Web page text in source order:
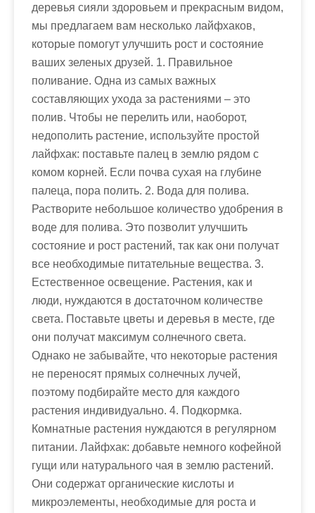
деревья сияли здоровьем и прекрасным видом,
мы предлагаем вам несколько лайфхаков,
которые помогут улучшить рост и состояние
ваших зеленых друзей. 1. Правильное
поливание. Одна из самых важных
составляющих ухода за растениями – это
полив. Чтобы не перелить или, наоборот,
недополить растение, используйте простой
лайфхак: поставьте палец в землю рядом с
комом корней. Если почва сухая на глубине
палеца, пора полить. 2. Вода для полива.
Растворите небольшое количество удобрения в
воде для полива. Это позволит улучшить
состояние и рост растений, так как они получат
все необходимые питательные вещества. 3.
Естественное освещение. Растения, как и
люди, нуждаются в достаточном количестве
света. Поставьте цветы и деревья в месте, где
они получат максимум солнечного света.
Однако не забывайте, что некоторые растения
не переносят прямых солнечных лучей,
поэтому подбирайте место для каждого
растения индивидуально. 4. Подкормка.
Комнатные растения нуждаются в регулярном
питании. Лайфхак: добавьте немного кофейной
гущи или натурального чая в землю растений.
Они содержат органические кислоты и
микроэлементы, необходимые для роста и